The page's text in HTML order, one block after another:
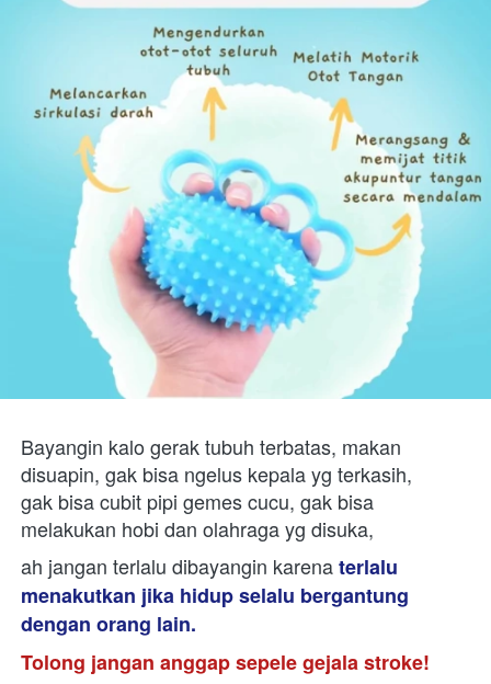
Bayangin kalo gerak tubuh terbatas, makan
disuapin, gak bisa ngelus kepala yg terkasih,
gak bisa cubit pipi gemes cucu, gak bisa
melakukan hobi dan olahraga yg disuka,
ah jangan terlalu dibayangin karenaterlalu
menakutkan jika hidup selalu bergantung
dengan orang lain.
Tolong jangan anggap sepele gejala stroke!